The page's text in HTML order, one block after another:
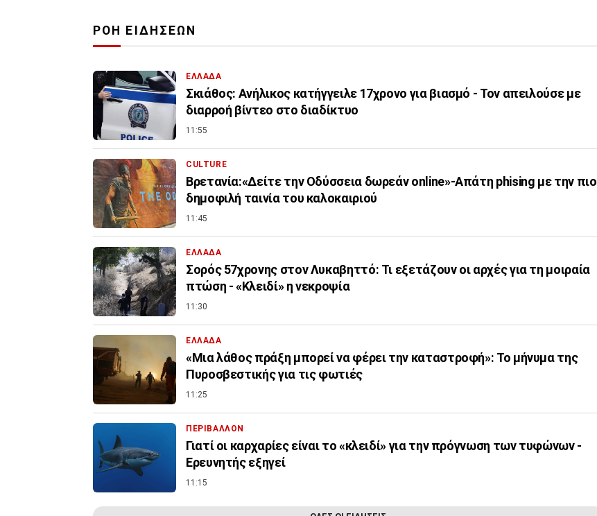
ΡΟΗ ΕΙΔΗΣΕΩΝ
ΕΛΛΑΔΑ
Σκιάθος: Ανήλικος κατήγγειλε 17χρονο για βιασμό - Τον απειλούσε με
διαρροή βίντεο στο διαδίκτυο
11:55
CULTURE
Βρετανία:«Δείτε την Οδύσσεια δωρεάν online»-Απάτη phising με την πιο
δημοφιλή ταινία του καλοκαιριού
11:45
ΕΛΛΑΔΑ
Σορός 57χρονης στον Λυκαβηττό: Τι εξετάζουν οι αρχές για τη μοιραία
πτώση - «Κλειδί» η νεκροψία
11:30
ΕΛΛΑΔΑ
«Μια λάθος πράξη μπορεί να φέρει την καταστροφή»: Το μήνυμα της
Πυροσβεστικής για τις φωτιές
11:25
ΠΕΡΙΒΑΛΛΟΝ
Γιατί οι καρχαρίες είναι το «κλειδί» για την πρόγνωση των τυφώνων -
Ερευνητής εξηγεί
11:15